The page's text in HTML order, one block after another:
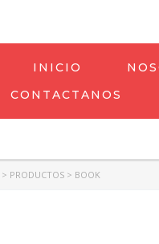
INICIO
CONTACTANOS
> PRODUCTOS > BOOK